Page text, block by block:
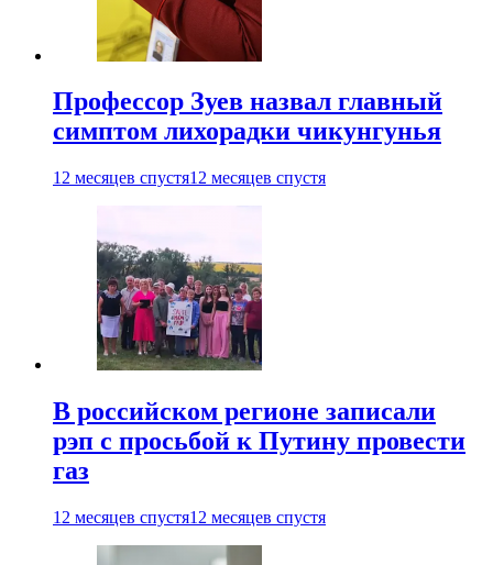
Профессор Зуев назвал главный
симптом лихорадки чикунгунья
12 месяцев спустя12 месяцев спустя
В российском регионе записали
рэп с просьбой к Путину провести
газ
12 месяцев спустя12 месяцев спустя